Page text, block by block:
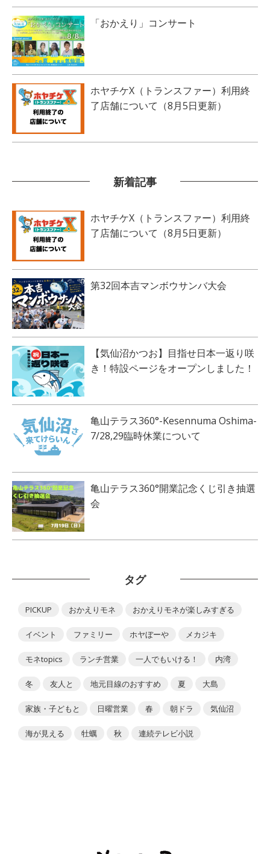
「おかえり」コンサート
ホヤチケX（トランスファー）利用終
了店舗について（8月5日更新）
新着記事
ホヤチケX（トランスファー）利用終
了店舗について（8月5日更新）
第32回本吉マンボウサンバ大会
【気仙沼かつお】目指せ日本一返り咲
き！特設ページをオープンしました！
亀山テラス360°-Kesennuma Oshima-
7/28,29臨時休業について
亀山テラス360°開業記念くじ引き抽選
会
タグ
PICKUP おかえりモネ おかえりモネが楽しみすぎる
イベント ファミリー ホヤぼーや メカジキ
モネtopics ランチ営業 一人でもいける！ 内湾
冬 友人と 地元目線のおすすめ 夏 大島
家族・子どもと 日曜営業 春 朝ドラ 気仙沼
海が見える 牡蠣 秋 連続テレビ小説